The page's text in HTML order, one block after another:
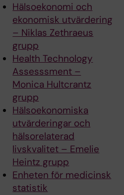
Hälsoekonomi och
ekonomisk utvärdering
– Niklas Zethraeus
grupp
Health Technology
Assesssment –
Monica Hultcrantz
grupp
Hälsoekonomiska
utvärderingar och
hälsorelaterad
livskvalitet – Emelie
Heintz grupp
Enheten för medicinsk
statistik